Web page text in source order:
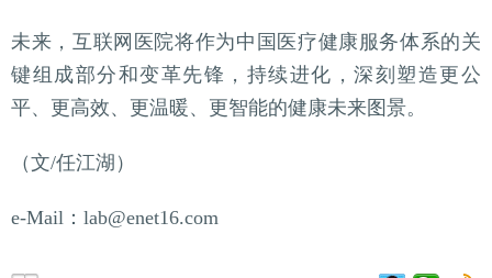
未来，互联网医院将作为中国医疗健康服务体系的关
键组成部分和变革先锋，持续进化，深刻塑造更公
平、更高效、更温暖、更智能的健康未来图景。
（文/任江湖）
e-Mail：lab@enet16.com